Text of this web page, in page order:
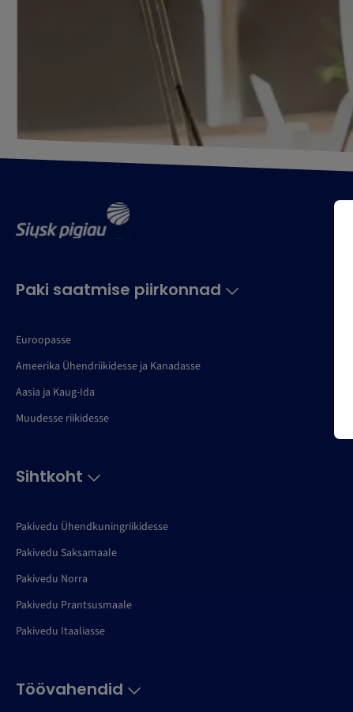
Paki saatmise piirkonnad
Euroopasse
Ameerika Ühendriikidesse ja Kanadasse
Aasia ja Kaug-Ida
Muudesse riikidesse
Sihtkoht
Pakivedu Ühendkuningriikidesse
Pakivedu Saksamaale
Pakivedu Norra
Pakivedu Prantsusmaale
Pakivedu Itaaliasse
Töövahendid